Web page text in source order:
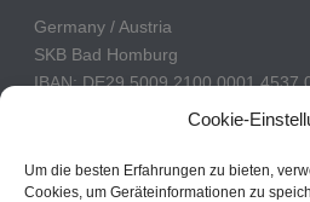
Cookie-
Um die besten Erfahrungen zu bieten,
Cookies, um Geräteinformationen zu
Germany / Austria
SKB Bad Homburg
IBAN: DE29 5009 2100 0001 4537
BIC: GENODE51BH2
Switzerland
PostFinance